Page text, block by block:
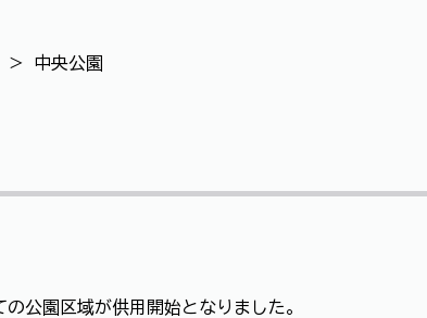
＞ 中央公園
公園区域が供用開始となりました。